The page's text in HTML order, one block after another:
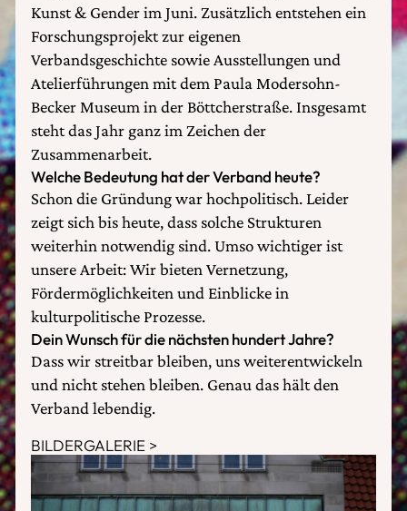
Kunst & Gender im Juni. Zusätzlich entstehen ein
Forschungsprojekt zur eigenen
Verbandsgeschichte sowie Ausstellungen und
Atelierführungen mit dem Paula Modersohn-
Becker Museum in der Böttcherstraße. Insgesamt
steht das Jahr ganz im Zeichen der
Zusammenarbeit.
Welche Bedeutung hat der Verband heute?
Schon die Gründung war hochpolitisch. Leider
zeigt sich bis heute, dass solche Strukturen
weiterhin notwendig sind. Umso wichtiger ist
unsere Arbeit: Wir bieten Vernetzung,
Fördermöglichkeiten und Einblicke in
kulturpolitische Prozesse.
Dein Wunsch für die nächsten hundert Jahre?
Dass wir streitbar bleiben, uns weiterentwickeln
und nicht stehen bleiben. Genau das hält den
Verband lebendig.
BILDERGALERIE